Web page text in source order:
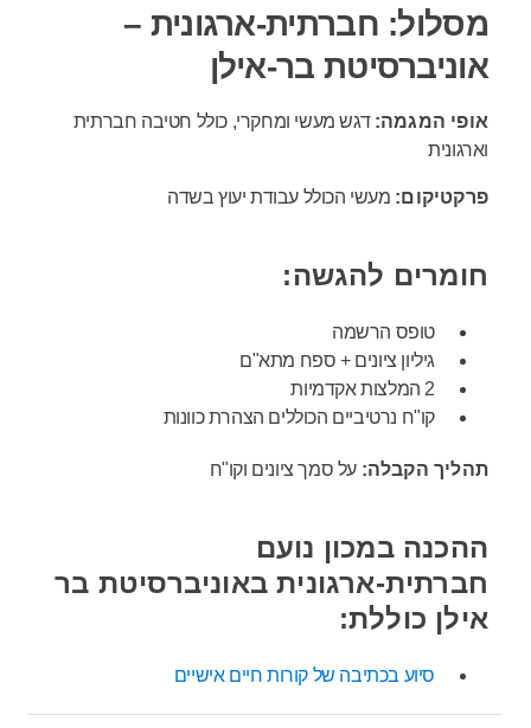
מסלול: חברתית-ארגונית –
אוניברסיטת בר-אילן
אופי המגמה: דגש מעשי ומחקרי, כולל חטיבה חברתית
וארגונית
פרקטיקום: מעשי הכולל עבודת יעוץ בשדה
חומרים להגשה:
טופס הרשמה
גיליון ציונים + ספח מתא"ם
2 המלצות אקדמיות
קו"ח נרטיביים הכוללים הצהרת כוונות
תהליך הקבלה: על סמך ציונים וקו"ח
ההכנה במכון נועם
חברתית-ארגונית באוניברסיטת בר
אילן כוללת:
סיוע בכתיבה של קורות חיים אישיים